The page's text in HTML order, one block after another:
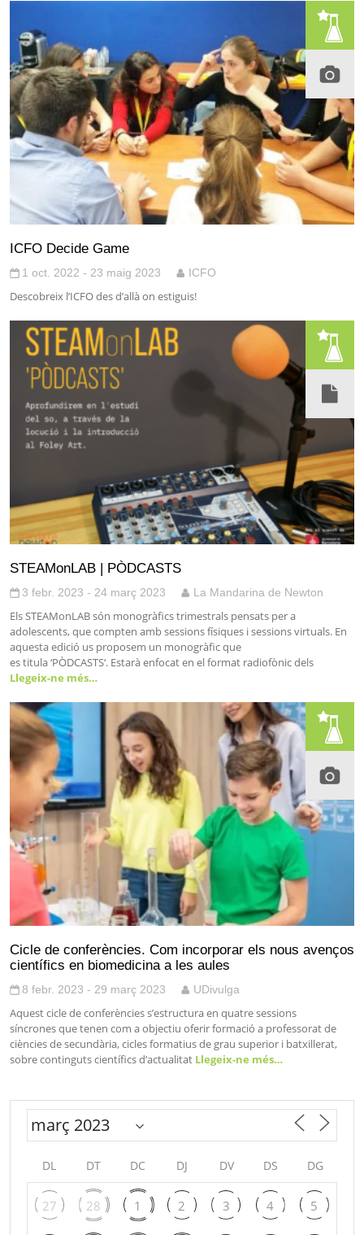
ICFO Decide Game
1 oct. 2022 - 23 maig 2023 ICFO
Descobreix l’ICFO des d’allà on estiguis!
STEAMonLAB | PÒDCASTS
3 febr. 2023 - 24 març 2023 La Mandarina de Newton
Els STEAMonLAB són monogràfics trimestrals pensats per a
adolescents, que compten amb sessions físiques i sessions virtuals. En
aquesta edició us proposem un monogràfic que
es titula ‘PÒDCASTS‘. Estarà enfocat en el format radiofònic dels
Llegeix-ne més…
Cicle de conferències. Com incorporar els nous avenços
científics en biomedicina a les aules
8 febr. 2023 - 29 març 2023 UDivulga
Aquest cicle de conferències s’estructura en quatre sessions
síncrones que tenen com a objectiu oferir formació a professorat de
ciències de secundària, cicles formatius de grau superior i batxillerat,
sobre continguts científics d’actualitat Llegeix-ne més…
DL DT DC DJ DV DS DG
27 28 1 2 3 4 5